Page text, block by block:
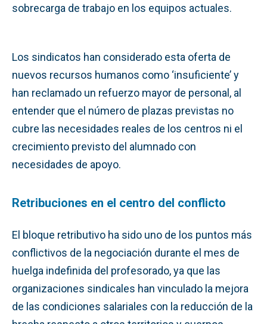
sobrecarga de trabajo en los equipos actuales.
Los sindicatos han considerado esta oferta de
nuevos recursos humanos como ‘insuficiente’ y
han reclamado un refuerzo mayor de personal, al
entender que el número de plazas previstas no
cubre las necesidades reales de los centros ni el
crecimiento previsto del alumnado con
necesidades de apoyo.
Retribuciones en el centro del conflicto
El bloque retributivo ha sido uno de los puntos más
conflictivos de la negociación durante el mes de
huelga indefinida del profesorado, ya que las
organizaciones sindicales han vinculado la mejora
de las condiciones salariales con la reducción de la